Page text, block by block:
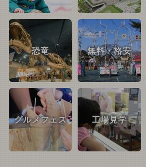
恐竜 無料・格安
グルメフェス 工場見学